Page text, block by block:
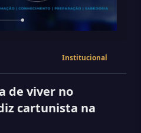
Institucional
de viver no
cartunista na